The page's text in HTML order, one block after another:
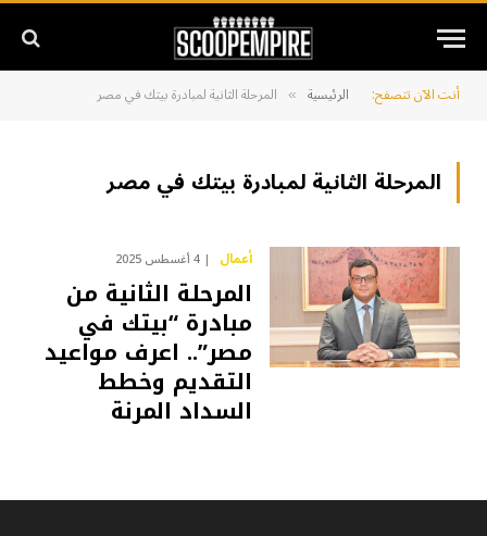
أنت الآن تتصفح: الرئيسية » المرحلة الثانية لمبادرة بيتك في مصر
المرحلة الثانية لمبادرة بيتك في مصر
أعمال 4 أغسطس 2025
المرحلة الثانية من
مبادرة “بيتك في
مصر”.. اعرف مواعيد
التقديم وخطط
السداد المرنة